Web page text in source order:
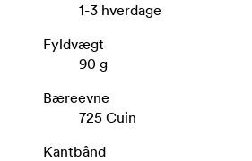
1-3 hverdage
Fyldvægt
90 g
Bæreevne
725 Cuin
Kantbånd